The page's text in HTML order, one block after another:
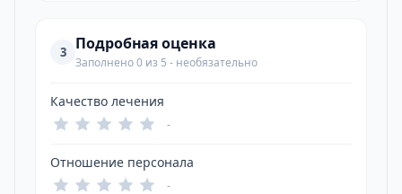
3 Подробная оценка
Заполнено 0 из 5 - необязательно
Качество лечения
-
Отношение персонала
-